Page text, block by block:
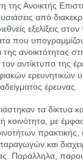
της Ανοικτής
από
εξελίξεις
που
ανοικτότητας
τον αντίκτυπο της
ερευνητικών
έρευνας.
τα δίκτυα
κοινότητα, με
πρακτικής,
και
Παράλληλα,